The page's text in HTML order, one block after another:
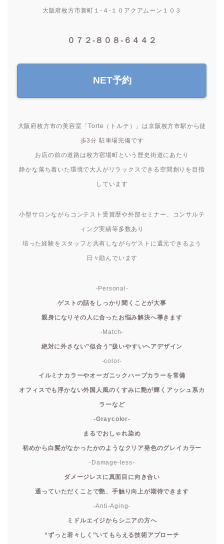
大阪府枚方市新町１-４-１０アクアムーン１０３
０７２-８０８-６４４２
NET予約
大阪府枚方市の美容室「Torte（トルテ）」は京阪枚方市駅から徒
歩3分 駐車場完備です
お店の前の道路は枚方宿場町という歴史街道にあたり
静かな落ち着いた環境で大人がリラックスできる空間創りを目指
しています
小型サロンながらコンテスト受賞歴や外部セミナー、コンサルテ
ィング実績等多数あり
培った経験をスタッフと共有しながらゲストに還元できるよう
日々励んでいます
-Personal-
ゲストの話をしっかり聞くことが大事
親身になりその人に合ったお悩み解決へ導きます
-Match-
絶対に外さない”似合う”扱いやすいヘアデザイン
-color-
イルミナカラーやオーガニックハーブカラーを常備
オフィスでも浮かない外国人風のくすみに艶が輝くアッシュ系カ
ラーなど
-Graycolor-
まるでおしゃれ染め
初めから白髪がなかったかのようなクリア発色のグレイカラー
-Damage-less-
ダメージレスに真面目に向き合い
通っていただくことで艶、手触り向上が期待できます
-Anti-Aging-
ミドルエイジからシニアの方へ
“ずっと若々しく”いてもらえる技術アプローチ